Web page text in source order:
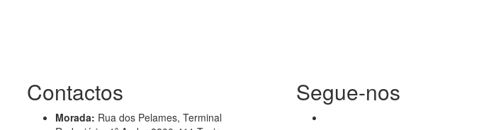
Contactos
Morada: Rua dos Pelames, Terminal
Segue-nos